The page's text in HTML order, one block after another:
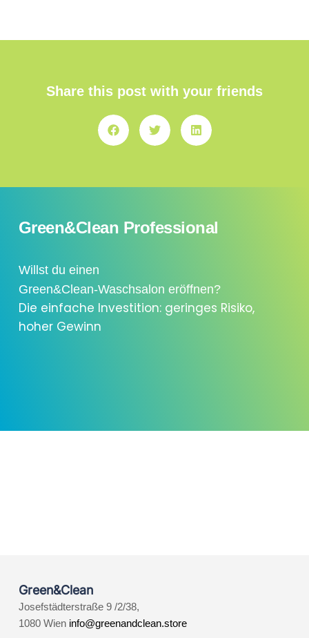
Share this post with your friends
Green&Clean Professional
Willst du einen
Green&Clean-Waschsalon eröffnen?
Die einfache Investition: geringes Risiko,
hoher Gewinn
Green&Clean
Josefstädterstraße 9 /2/38,
1080 Wien info@greenandclean.store